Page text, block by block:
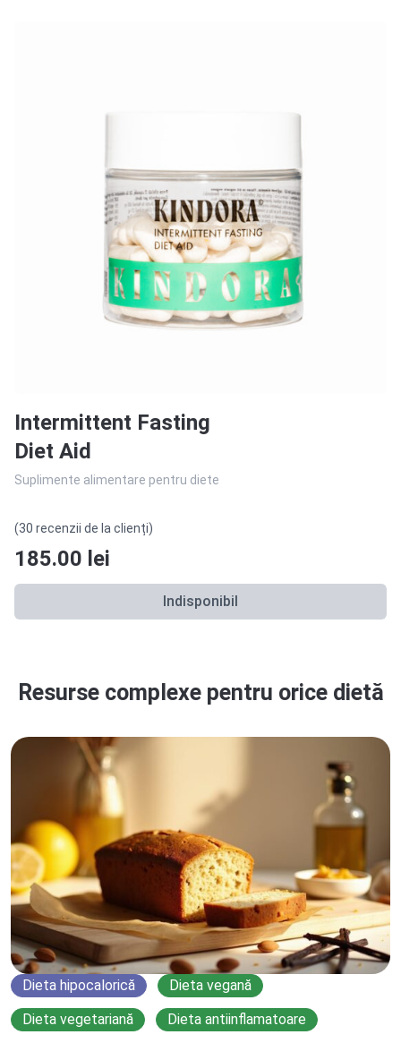
Intermittent Fasting
Diet Aid
Suplimente alimentare pentru diete
(30 recenzii de la clienți)
185.00 lei
Indisponibil
Resurse complexe pentru orice dietă
Dieta hipocalorică
Dieta vegană
Dieta vegetariană
Dieta antiinflamatoare